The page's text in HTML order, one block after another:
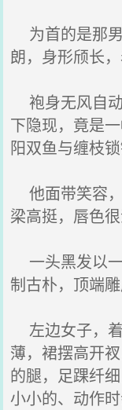
为首的是那
朗，身形颀长
袍身无风自
下隐现，竟是
阳双鱼与缠枝锁
他面带笑容
梁高挺，唇色
一头黑发以
制古朴，顶端
左边女子，
薄，裙摆高开
的腿，足踝纤
小小的、动作